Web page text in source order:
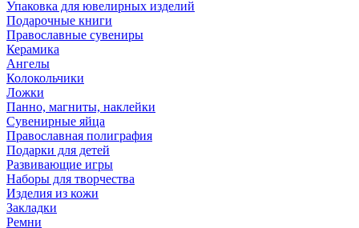
Упаковка для ювелирных изделий
Подарочные книги
Православные сувениры
Керамика
Ангелы
Колокольчики
Ложки
Панно, магниты, наклейки
Сувенирные яйца
Православная полиграфия
Подарки для детей
Развивающие игры
Наборы для творчества
Изделия из кожи
Закладки
Ремни